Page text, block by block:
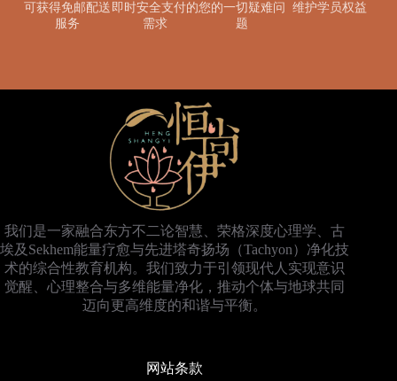
可获得免邮配送
服务
即时安全支付的
需求
您的一切疑难问
题
维护学员权益
我们是一家融合东方不二论智慧、荣格深度心理学、古
埃及Sekhem能量疗愈与先进塔奇扬场（Tachyon）净化技
术的综合性教育机构。我们致力于引领现代人实现意识
觉醒、心理整合与多维能量净化，推动个体与地球共同
迈向更高维度的和谐与平衡。
网站条款